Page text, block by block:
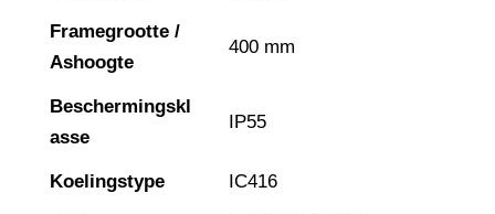
Framegrootte /
Ashoogte
400 mm
Beschermingskl
asse
IP55
Koelingstype IC416